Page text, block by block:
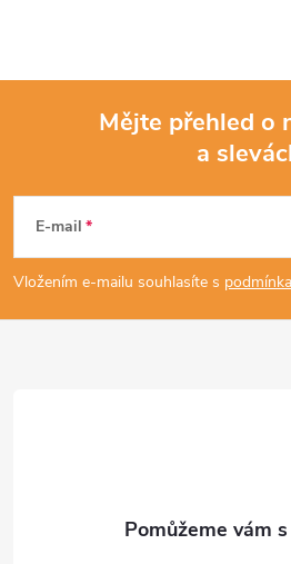
ý
u
p
a
Mějte přehled o
a
E-mail
Vložením e-mailu souhlasíte s